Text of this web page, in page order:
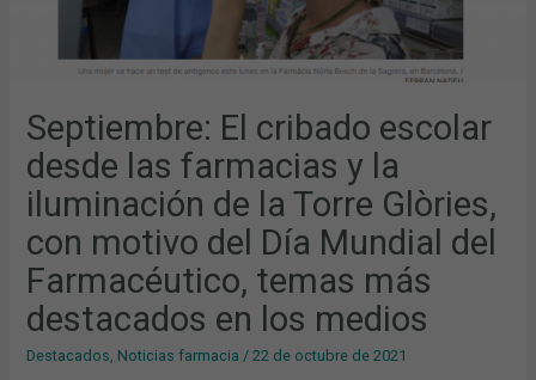
Septiembre: El cribado escolar
desde las farmacias y la
iluminación de la Torre Glòries,
con motivo del Día Mundial del
Farmacéutico, temas más
destacados en los medios
Destacados, Noticias farmacia /22 de octubre de 2021
MUNDIAL
FARMACÉUTICO,
TEMAS
DESTACADOS
EN
LOS
MEDIOS